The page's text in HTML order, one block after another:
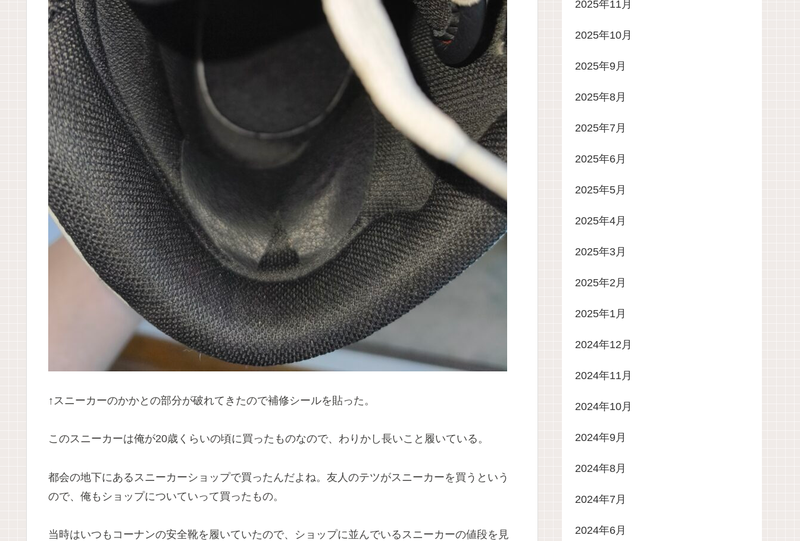
↑スニーカーのかかとの部分が破れてきたので補修シールを貼った。
このスニーカーは俺が20歳くらいの頃に買ったものなので、わりかし長いこと履いている。
都会の地下にあるスニーカーショップで買ったんだよね。友人のテツがスニーカーを買うという
ので、俺もショップについていって買ったもの。
当時はいつもコーナンの安全靴を履いていたので、ショップに並んでいるスニーカーの値段を見
2025年11月
2025年10月
2025年9月
2025年8月
2025年7月
2025年6月
2025年5月
2025年4月
2025年3月
2025年2月
2025年1月
2024年12月
2024年11月
2024年10月
2024年9月
2024年8月
2024年7月
2024年6月